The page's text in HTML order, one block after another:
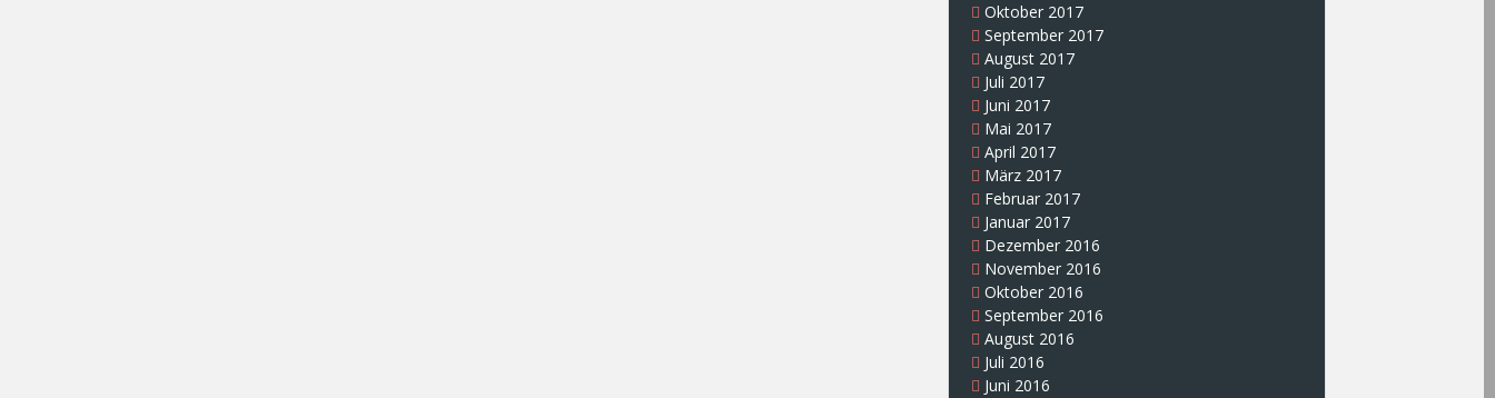
Oktober 2017
September 2017
August 2017
Juli 2017
Juni 2017
Mai 2017
April 2017
März 2017
Februar 2017
Januar 2017
Dezember 2016
November 2016
Oktober 2016
September 2016
August 2016
Juli 2016
Juni 2016